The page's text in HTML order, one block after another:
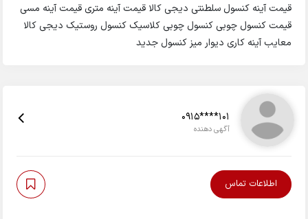
قیمت آینه کنسول سلطنتی دیجی کالا قیمت آینه متری قیمت آینه مسی
قیمت کنسول چوبی کنسول چوبی کلاسیک کنسول روستیک دیجی کالا
معایب آینه کاری دیوار میز کنسول جدید
0915****101
آگهی دهنده
اطلاعات تماس